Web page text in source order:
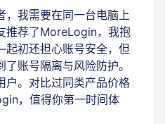
，我需要在同一台电脑上
推荐了MoreLogin，我抱
初还担心账号安全，但
账号隔离与风险防护。
户。对比过同类产品价格
，值得你第一时间体